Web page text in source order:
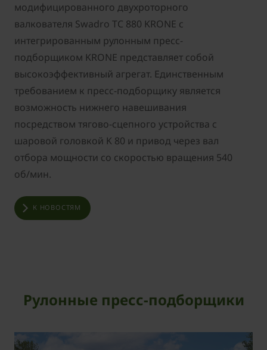
модифицированного двухроторного
валкователя Swadro TC 880 KRONE с
интегрированным рулонным пресс-
подборщиком KRONE представляет собой
высокоэффективный агрегат. Единственным
требованием к пресс-подборщику является
возможность нижнего навешивания
посредством тягово-сцепного устройства с
шаровой головкой K 80 и привод через вал
отбора мощности со скоростью вращения 540
об/мин.
К НОВОСТЯМ
Рулонные пресс-подборщики